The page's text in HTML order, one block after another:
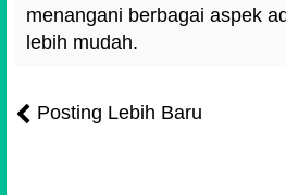
menangani berbagai aspek
lebih mudah.
Posting Lebih Baru